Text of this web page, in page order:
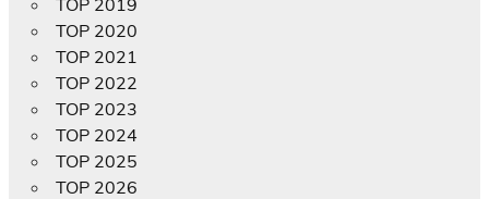
TOP 2020
TOP 2021
TOP 2022
TOP 2023
TOP 2024
TOP 2025
TOP 2026